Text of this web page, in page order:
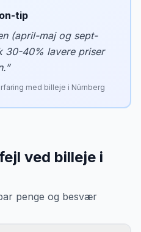
tip
(april-maj og sept-
30-40% lavere priser
”
med billeje i Nürnberg
ved billeje i
penge og besvær